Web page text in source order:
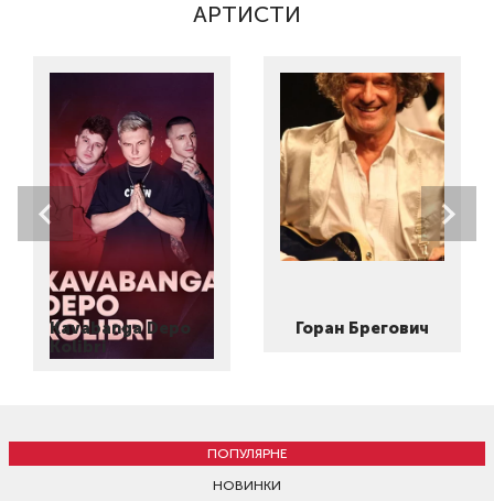
АРТИСТИ
Kavabanga Depo
Kolibri
Горан Брегович
ПОПУЛЯРНЕ
НОВИНКИ